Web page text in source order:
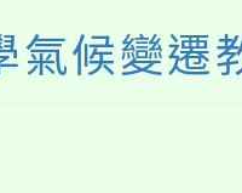
氣候變遷